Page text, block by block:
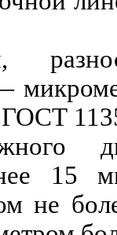
—
11
15
не